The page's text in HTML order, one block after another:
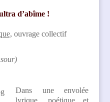
d’abîme !
ouvrage collectif
Dans une envolée
lyrique, poétique et